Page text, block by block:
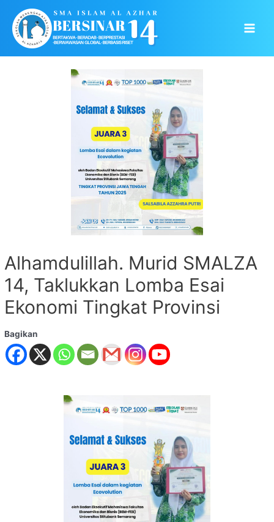
content
Alhamdulillah. Murid SMALZA
14, Taklukkan Lomba Esai
Ekonomi Tingkat Provinsi
Bagikan